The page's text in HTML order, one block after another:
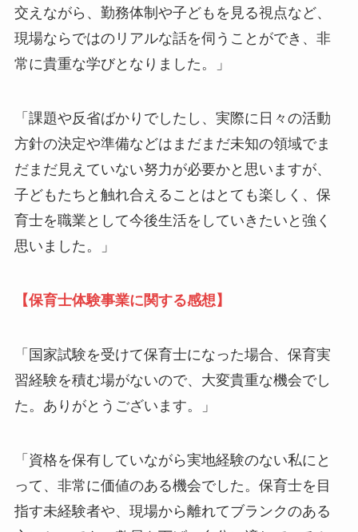
交えながら、勤務体制や子どもを見る視点など、
現場ならではのリアルな話を伺うことができ、非
常に貴重な学びとなりました。」
「課題や反省ばかりでしたし、実際に日々の活動
方針の決定や準備などはまだまだ未知の領域でま
だまだ見えていない努力が必要かと思いますが、
子どもたちと触れ合えることはとても楽しく、保
育士を職業として今後生活をしていきたいと強く
思いました。」
【保育士体験事業に関する感想】
「国家試験を受けて保育士になった場合、保育実
習経験を積む場がないので、大変貴重な機会でし
た。ありがとうございます。」
「資格を保有していながら実地経験のない私にと
って、非常に価値のある機会でした。保育士を目
指す未経験者や、現場から離れてブランクのある